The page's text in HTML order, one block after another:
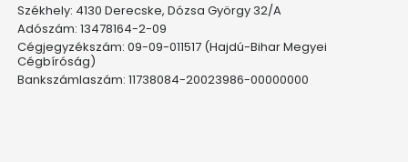
Székhely: 4130 Derecske, Dózsa György 32/A
Adószám: 13478164-2-09
Cégjegyzékszám: 09-09-011517 (Hajdú-Bihar Megyei
Cégbíróság)
Bankszámlaszám: 11738084-20023986-00000000